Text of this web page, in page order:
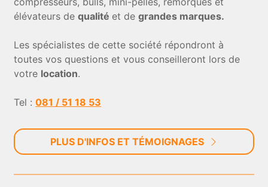
élévateurs dequalité et degrandes marques.
Les spécialistes de cette société répondront à
toutes vos questions et vous conseilleront lors de
votre location.
Tel :081 / 51 18 53
PLUS D'INFOS ET TÉMOIGNAGES